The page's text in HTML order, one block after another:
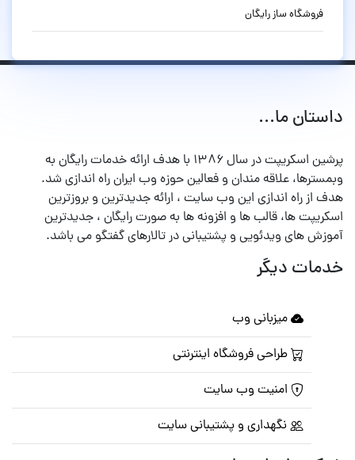
فروشگاه ساز رایگان
داستان ما...
پرشین اسکریپت در سال ۱۳۸۶ با هدف ارائه خدمات رایگان به
وبمسترها، علاقه مندان و فعالین حوزه وب ایران راه اندازی شد.
هدف از راه اندازی این وب سایت ، ارائه جدیدترین و بروزترین
اسکریپت ها، قالب ها و افزونه ها به صورت رایگان ، جدیدترین
آموزش های ویدئویی و پشتیبانی در تالارهای گفتگو می باشد.
خدمات دیگر
میزبانی وب
طراحی فروشگاه اینترنتی
امنیت وب سایت
نگهداری و پشتیبانی سایت